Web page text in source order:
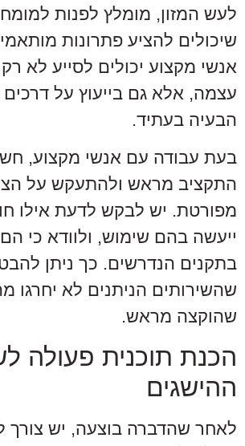
לעש המזון, מומלץ לפנות
שיכולים להציע פתרונות
אנשי מקצוע יכולים לסייע לא
עצמה, אלא גם בייעוץ על
הבעיה בעתיד.
בעת עבודה עם אנשי מקצוע,
התקציב מראש ולהתעקש על
מפורטת. יש לבקש לדעת אילו
ייעשה בהם שימוש, ולוודא כי
בתקנים הנדרשים. כך ניתן
שהשירותים הניתנים לא יחרגו
שהוקצה מראש.
הכנת תוכנית פעולה
ההישגים
לאחר שהדברה בוצעה, יש צורך